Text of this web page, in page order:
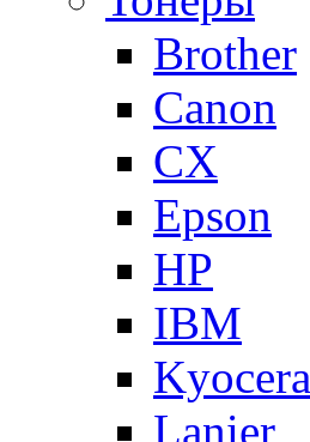
Brother
Canon
CX
Epson
HP
IBM
Kyocera
Lanier